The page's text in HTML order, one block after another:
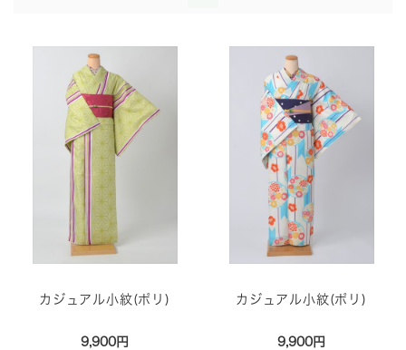
カジュアル小紋(ポリ)
9,900円
カジュアル小紋(ポリ)
9,900円